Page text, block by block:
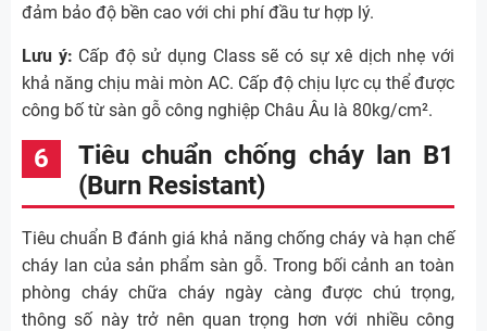
đảm bảo độ bền cao với chi phí đầu tư hợp lý.
Lưu ý: Cấp độ sử dụng Class sẽ có sự xê dịch nhẹ với
khả năng chịu mài mòn AC. Cấp độ chịu lực cụ thể được
công bố từ sàn gỗ công nghiệp Châu Âu là 80kg/cm².
Tiêu chuẩn chống cháy lan B1
(Burn Resistant)
Tiêu chuẩn B đánh giá khả năng chống cháy và hạn chế
cháy lan của sản phẩm sàn gỗ. Trong bối cảnh an toàn
phòng cháy chữa cháy ngày càng được chú trọng,
thông số này trở nên quan trọng hơn với nhiều công